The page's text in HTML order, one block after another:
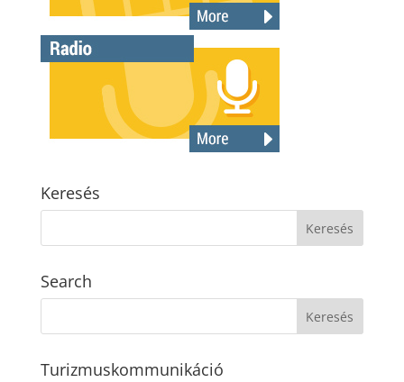
Keresés
Search
Turizmuskommunikáció